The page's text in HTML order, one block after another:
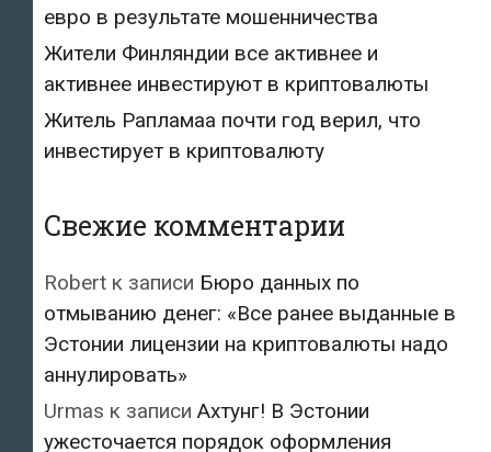
евро в результате мошенничества
Жители Финляндии все активнее и
активнее инвестируют в криптовалюты
Житель Рапламаа почти год верил, что
инвестирует в криптовалюту
Свежие комментарии
Robert к записи Бюро данных по
отмыванию денег: «Все ранее выданные в
Эстонии лицензии на криптовалюты надо
аннулировать»
Urmas к записи Ахтунг! В Эстонии
ужесточается порядок оформления